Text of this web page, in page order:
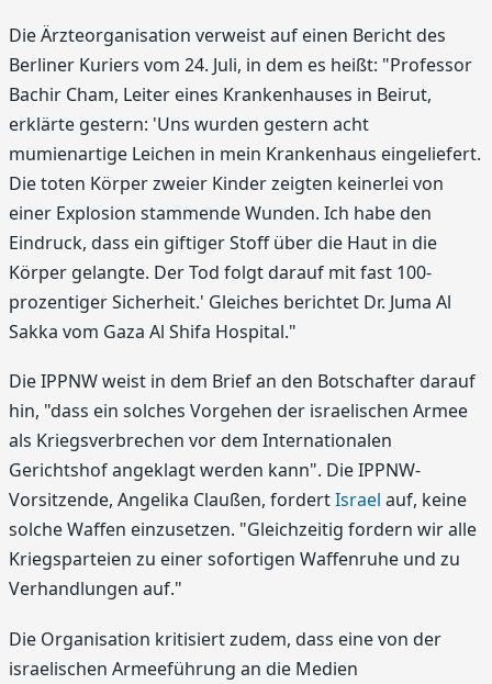
Die Ärzteorganisation verweist auf einen Bericht des
Berliner Kuriers vom 24. Juli, in dem es heißt: "Professor
Bachir Cham, Leiter eines Krankenhauses in Beirut,
erklärte gestern: 'Uns wurden gestern acht
mumienartige Leichen in mein Krankenhaus eingeliefert.
Die toten Körper zweier Kinder zeigten keinerlei von
einer Explosion stammende Wunden. Ich habe den
Eindruck, dass ein giftiger Stoff über die Haut in die
Körper gelangte. Der Tod folgt darauf mit fast 100-
prozentiger Sicherheit.' Gleiches berichtet Dr. Juma Al
Sakka vom Gaza Al Shifa Hospital."
Die IPPNW weist in dem Brief an den Botschafter darauf
hin, "dass ein solches Vorgehen der israelischen Armee
als Kriegsverbrechen vor dem Internationalen
Gerichtshof angeklagt werden kann". Die IPPNW-
Vorsitzende, Angelika Claußen, fordertIsrael auf, keine
solche Waffen einzusetzen. "Gleichzeitig fordern wir alle
Kriegsparteien zu einer sofortigen Waffenruhe und zu
Verhandlungen auf."
Die Organisation kritisiert zudem, dass eine von der
israelischen Armeeführung an die Medien